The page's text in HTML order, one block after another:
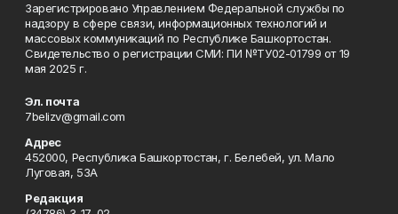
Зарегистрировано Управлением Федеральной службы по
надзору в сфере связи, информационных технологий и
массовых коммуникаций по Республике Башкортостан.
Свидетельство о регистрации СМИ: ПИ №ТУ02-01799 от 19
мая 2025 г.
Эл. почта
7belizv@gmail.com
Адрес
452000, Республика Башкортостан, г. Белебей, ул. Мало
Луговая, 53А
Редакция